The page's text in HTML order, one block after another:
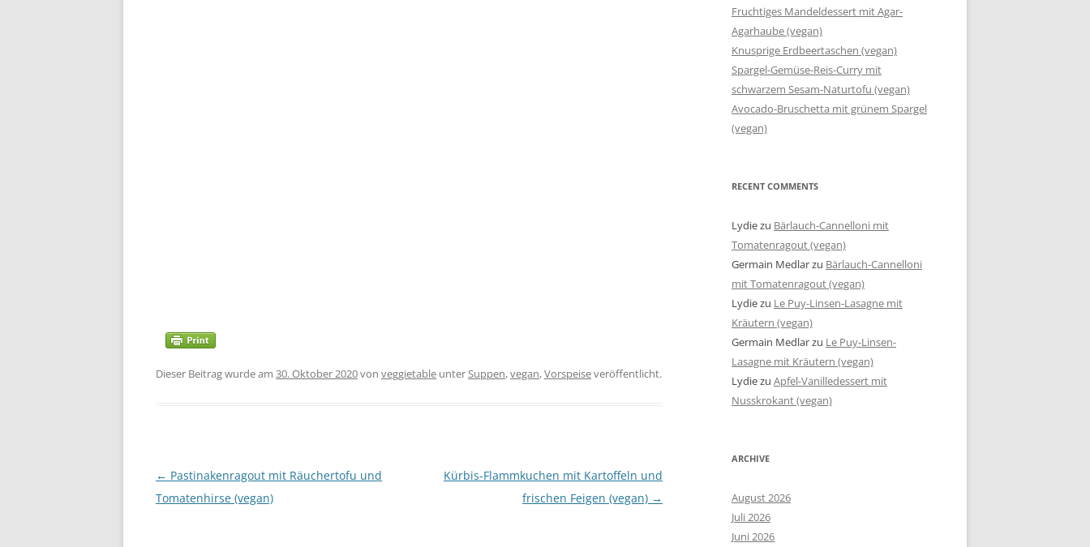
Dieser Beitrag wurde am 30. Oktober 2020von veggietable unterSuppen,vegan,Vorspeiseveröffentlicht.
Beitragsnavigation
← Pastinakenragout mit Räuchertofu und
Tomatenhirse (vegan)
Kürbis-Flammkuchen mit Kartoffeln und
frischen Feigen (vegan) →
Fruchtiges Mandeldessert mit Agar-
Agarhaube (vegan)
Knusprige Erdbeertaschen (vegan)
Spargel-Gemüse-Reis-Curry mit
schwarzem Sesam-Naturtofu (vegan)
Avocado-Bruschetta mit grünem Spargel
(vegan)
RECENT COMMENTS
Lydiezu Bärlauch-Cannelloni mit
Tomatenragout (vegan)
Germain Medlarzu Bärlauch-Cannelloni
mit Tomatenragout (vegan)
Lydiezu Le Puy-Linsen-Lasagne mit
Kräutern (vegan)
Germain Medlarzu Le Puy-Linsen-
Lasagne mit Kräutern (vegan)
Lydiezu Apfel-Vanilledessert mit
Nusskrokant (vegan)
ARCHIVE
August 2026
Juli 2026
Juni 2026